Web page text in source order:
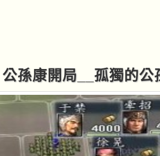
孫康開局__孤獨的公